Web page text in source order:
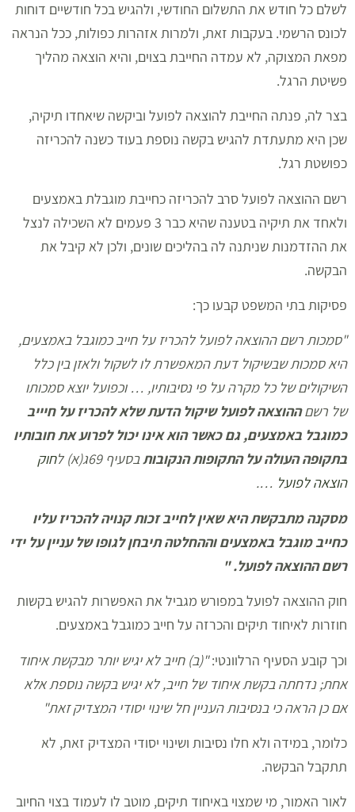
לשלם כל חודש את התשלום החודשי, ולהגיש בכל חודשיים דוחות
לכונס הרשמי. בעקבות זאת, ולמרות אזהרות כפולות, ככל הנראה
מפאת המצוקה, לא עמדה החייבת בצוים, והיא הוצאה מהליך
פשיטת הרגל.
בצר לה, פנתה החייבת להוצאה לפועל וביקשה שיאחדו תיקיה,
שכן היא מתעתדת להגיש בקשה נוספת בעוד כשנה להכריזה
כפושטת רגל.
רשם ההוצאה לפועל סרב להכריזה כחייבת מוגבלת באמצעים
ולאחד את תיקיה בטענה שהיא כבר 3 פעמים לא השכילה לנצל
את ההזדמנות שניתנה לה בהליכים שונים, ולכן לא קיבל את
הבקשה.
פסיקות בתי המשפט קבעו כך:
"סמכות רשם ההוצאה לפועל להכריז על חייב כמוגבל באמצעים,
היא סמכות שבשיקול דעת המאפשרת לו לשקול ולאזן בין כלל
השיקולים של כל מקרה על פי נסיבותיו, … וכפועל יוצא סמכותו
של רשםההוצאה לפועל שיקול הדעת שלא להכריז על חיייב
כמוגבל באמצעים, גם כאשר הוא אינו יכול לפרוע את חובותיו
בתקופה העולה על התקופות הנקובותבסעיף 69ג(א) ל
חוק
הוצאה לפועל ….
מסקנה מתבקשת היא שאין לחייב זכות קנויה להכריז עליו
כחייב מוגבל באמצעים וההחלטה תיבחן לגופו של עניין על ידי
רשם ההוצאה לפועל. "
חוק ההוצאה לפועל במפורש מגביל את האפשרות להגיש בקשות
חוזרות לאיחוד תיקים והכרזה על חייב כמוגבל באמצעים.
וכך קובע הסעיף הרלוונטי:"(ב) חייב לא יגיש יותר מבקשת איחוד
אחת; נדחתה בקשת איחוד של חייב, לא יגיש בקשה נוספת אלא
אם כן הראה כי בנסיבות העניין חל שינוי יסודי המצדיק זאת"
כלומר, במידה ולא חלו נסיבות ושינוי יסודי המצדיק זאת, לא
תתקבל הבקשה.
לאור האמור, מי שמצוי באיחוד תיקים, מוטב לו לעמוד בצוי החיוב